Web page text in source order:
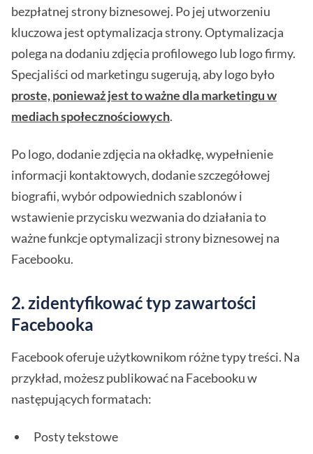
bezpłatnej strony biznesowej. Po jej utworzeniu
kluczowa jest optymalizacja strony. Optymalizacja
polega na dodaniu zdjęcia profilowego lub logo firmy.
Specjaliści od marketingu sugerują, aby logo było
proste, ponieważ jest to ważne dla marketingu w
mediach społecznościowych.
Po logo, dodanie zdjęcia na okładkę, wypełnienie
informacji kontaktowych, dodanie szczegółowej
biografii, wybór odpowiednich szablonów i
wstawienie przycisku wezwania do działania to
ważne funkcje optymalizacji strony biznesowej na
Facebooku.
2. zidentyfikować typ zawartości
Facebooka
Facebook oferuje użytkownikom różne typy treści. Na
przykład, możesz publikować na Facebooku w
następujących formatach:
Posty tekstowe